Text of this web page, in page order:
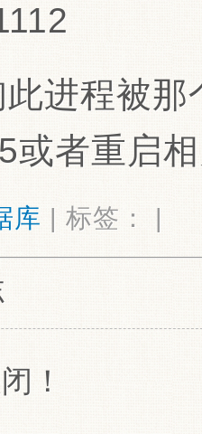
进程被
或者重启
库 | 标签： |
！